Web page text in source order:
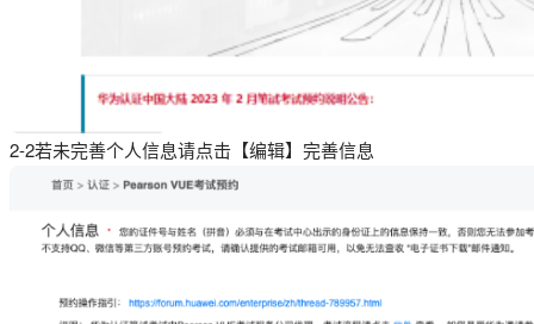
2-2若未完善个人信息请点击【编辑】完善信息